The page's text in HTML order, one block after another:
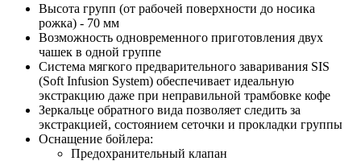
Высота групп (от рабочей поверхности до носика
рожка) - 70 мм
Возможность одновременного приготовления двух
чашек в одной группе
Система мягкого предварительного заваривания SIS
(Soft Infusion System) обеспечивает идеальную
экстракцию даже при неправильной трамбовке кофе
Зеркальце обратного вида позволяет следить за
экстракцией, состоянием сеточки и прокладки группы
Оснащение бойлера:
Предохранительный клапан